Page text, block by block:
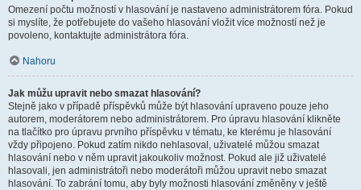
Omezení počtu možností v hlasování je nastaveno administrátorem fóra. Pokud
si myslíte, že potřebujete do vašeho hlasování vložit více možností než je
povoleno, kontaktujte administrátora fóra.
Nahoru
Jak můžu upravit nebo smazat hlasování?
Stejně jako v případě příspěvků může být hlasování upraveno pouze jeho
autorem, moderátorem nebo administrátorem. Pro úpravu hlasování klikněte
na tlačítko pro úpravu prvního příspěvku v tématu, ke kterému je hlasování
vždy připojeno. Pokud zatím nikdo nehlasoval, uživatelé můžou smazat
hlasování nebo v něm upravit jakoukoliv možnost. Pokud ale již uživatelé
hlasovali, jen administrátoři nebo moderátoři můžou upravit nebo smazat
hlasování. To zabrání tomu, aby byly možnosti hlasování změněny v ještě